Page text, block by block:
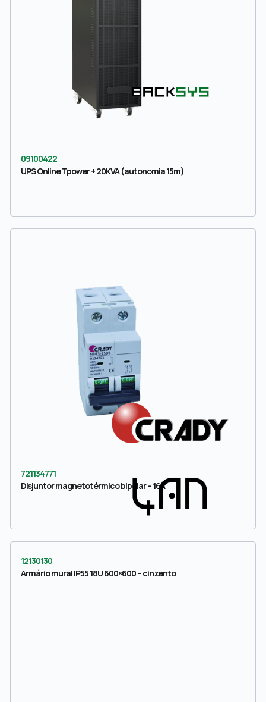
09100422
UPS Online Tpower + 20KVA (autonomia 15m)
721134771
Disjuntor magnetotérmico bipolar – 16A
12130130
Armário mural IP55 18U 600×600 – cinzento